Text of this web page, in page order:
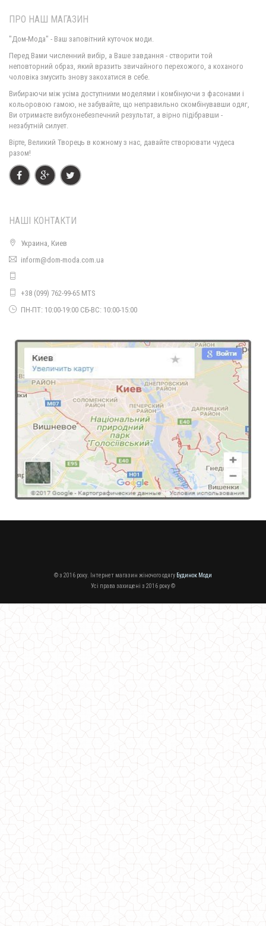
Теплий в'язаний кардиган на флісі
630.00грн.
В'язаний теплий кардиган великого розміру із хомутом "Ліл"
Жіночий теплий в'язаний кардиган великого розміру
Теплий в'язаний гольф великого розміру
490.00грн.
Жіночий теплий в'язаний кардиган з капюшоном великого розміру
730.00грн.
Стильний теплий в'язаний светр
1430.00грн.
ПРО НАШ МАГАЗИН
"Дом-Мода" - Ваш заповітний куточок моди.
Перед Вами численний вибір, а Ваше завдання - створити той
неповторний образ, який вразить звичайного перехожого, а коханого
чоловіка змусить знову закохатися в себе.
Вибираючи між усіма доступними моделями і комбінуючи з фасонами і
кольоровою гамою, не забувайте, що неправильно скомбінувавши одяг,
Ви отримаєте вибухонебезпечний результат, а вірно підібравши -
незабутній силует.
Вірте, Великий Творець в кожному з нас, давайте створювати чудеса
разом!
НАШІ КОНТАКТИ
Украина, Киев
inform@dom-moda.com.ua
+38 (099) 762-99-65 MTS
ПН-ПТ: 10:00-19:00 СБ-ВС: 10:00-15:00
© з 2016 року. Інтернет магазин жіночого одягу Будинок Моди
Усі права захищені з 2016 року ©